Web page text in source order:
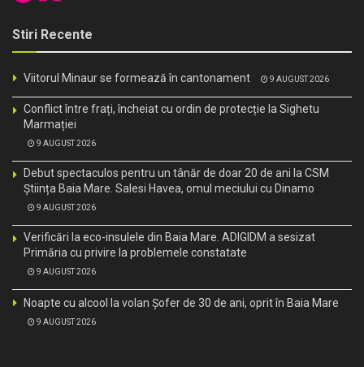
Stiri Recente
Viitorul Minaur se formează în cantonament 9 AUGUST 2026
Conflict între frați, încheiat cu ordin de protecție la Sighetu
Marmației
9 AUGUST 2026
Debut spectaculos pentru un tânăr de doar 20 de ani la CSM
Știința Baia Mare. Salesi Havea, omul meciului cu Dinamo
9 AUGUST 2026
Verificări la eco-insulele din Baia Mare. ADIGIDM a sesizat
Primăria cu privire la problemele constatate
9 AUGUST 2026
Noapte cu alcool la volan Șofer de 30 de ani, oprit în Baia Mare
9 AUGUST 2026